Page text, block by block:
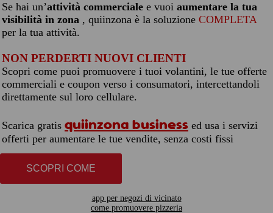
Se hai un’attività commerciale e vuoi aumentare la tua
visibilità in zona , quiinzona è la soluzione COMPLETA
per la tua attività.
NON PERDERTI NUOVI CLIENTI
Scopri come puoi promuovere i tuoi volantini, le tue offerte
commerciali e coupon verso i consumatori, intercettandoli
direttamente sul loro cellulare.
Scarica gratis quiinzona business ed usa i servizi
offerti per aumentare le tue vendite, senza costi fissi
SCOPRI COME
app per negozi di vicinato
come promuovere pizzeria